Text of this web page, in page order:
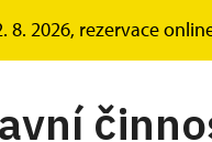
2026, rezervace